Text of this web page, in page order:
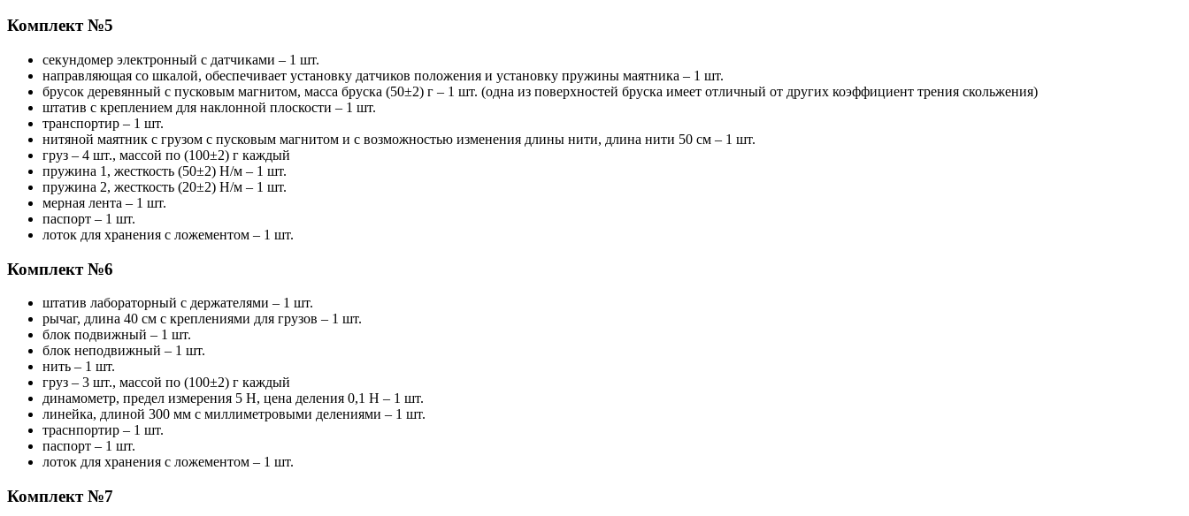
Комплект №5
секундомер электронный с датчиками – 1 шт.
направляющая со шкалой, обеспечивает установку датчиков положения и установку пружины маятника – 1 шт.
брусок деревянный с пусковым магнитом, масса бруска (50±2) г – 1 шт. (одна из поверхностей бруска имеет отличный от других коэффициент трения скольжения)
штатив с креплением для наклонной плоскости – 1 шт.
транспортир – 1 шт.
нитяной маятник с грузом с пусковым магнитом и с возможностью изменения длины нити, длина нити 50 см – 1 шт.
груз – 4 шт., массой по (100±2) г каждый
пружина 1, жесткость (50±2) Н/м – 1 шт.
пружина 2, жесткость (20±2) Н/м – 1 шт.
мерная лента – 1 шт.
паспорт – 1 шт.
лоток для хранения с ложементом – 1 шт.
Комплект №6
штатив лабораторный с держателями – 1 шт.
рычаг, длина 40 см с креплениями для грузов – 1 шт.
блок подвижный – 1 шт.
блок неподвижный – 1 шт.
нить – 1 шт.
груз – 3 шт., массой по (100±2) г каждый
динамометр, предел измерения 5 Н, цена деления 0,1 Н – 1 шт.
линейка, длиной 300 мм с миллиметровыми делениями – 1 шт.
траснпортир – 1 шт.
паспорт – 1 шт.
лоток для хранения с ложементом – 1 шт.
Комплект №7